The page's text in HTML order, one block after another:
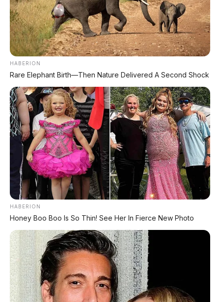
Bagikan:
Postingan Terkait
Hyundai Ioniq 9 Resmi
Meluncur di GIIAS 2026:
SUV Listrik Flagship 7
Penumpang Harga Rp1,49
Miliar
Geely Galaxy M9 2026:
SUV PHEV 858 HP dengan
Range 1.500 Km
Honda Super-One Resmi
Dipamerkan di GIIAS 2026:
City Car Listrik dengan
Range 274 Km, Harga
Mulai Rp295 Juta
Xpeng GX: SUV Full-Size
Premium dengan AI Turing
& Range 1.585 Km
HABERION
Rare Elephant Birth—Then Nature Delivered A Second Shock
HABERION
Honey Boo Boo Is So Thin! See Her In Fierce New Photo